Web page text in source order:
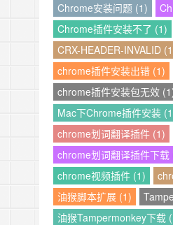
Chrome安装问题 (1)
Chrome插件安装不了 (1)
CRX-HEADER-INVALID
chrome插件安装出错 (1)
chrome插件安装包无效
Mac下Chrome插件安装
chrome划词翻译插件 (1)
chrome划词翻译插件下载
chrome视频插件 (1)
油猴脚本扩展 (1)
油猴Tampermonkey下载